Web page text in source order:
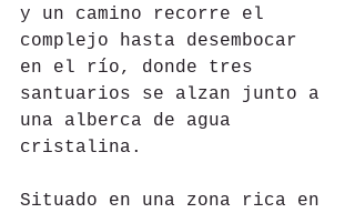
y un camino recorre el
complejo hasta desembocar
en el río, donde tres
santuarios se alzan junto a
una alberca de agua
cristalina.
Situado en una zona rica en